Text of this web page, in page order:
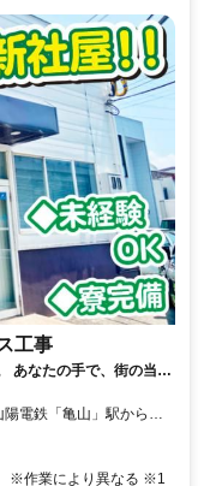
工事
あなたの手で、街の当た
電鉄「亀山」駅から徒
※作業により異なる ※1